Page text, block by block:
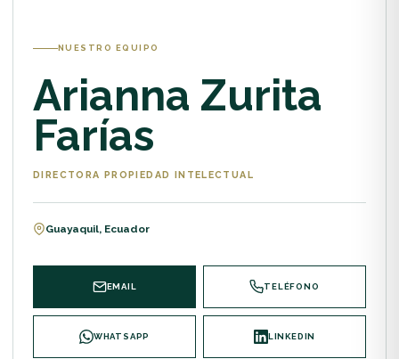
NUESTRO EQUIPO
Arianna Zurita
Farías
DIRECTORA PROPIEDAD INTELECTUAL
Guayaquil, Ecuador
EMAIL TELÉFONO
WHATSAPP LINKEDIN